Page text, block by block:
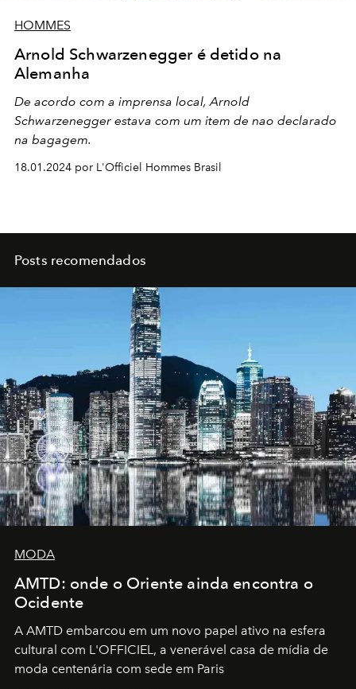
HOMMES
Arnold Schwarzenegger é detido na
Alemanha
De acordo com a imprensa local, Arnold
Schwarzenegger estava com um item de nao declarado
na bagagem.
18.01.2024 por L'Officiel Hommes Brasil
Posts recomendados
MODA
AMTD: onde o Oriente ainda encontra o
Ocidente
A AMTD embarcou em um novo papel ativo na esfera
cultural com L'OFFICIEL, a venerável casa de mídia de
moda centenária com sede em Paris